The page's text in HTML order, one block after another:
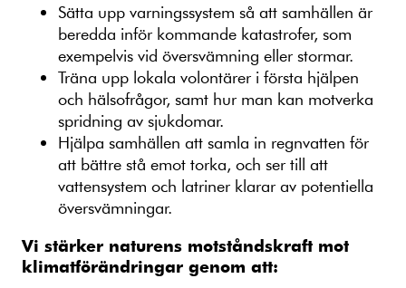
Sätta upp varningssystem så att samhällen är
beredda inför kommande katastrofer, som
exempelvis vid översvämning eller stormar.
Träna upp lokala volontärer i första hjälpen
och hälsofrågor, samt hur man kan motverka
spridning av sjukdomar.
Hjälpa samhällen att samla in regnvatten för
att bättre stå emot torka, och ser till att
vattensystem och latriner klarar av potentiella
översvämningar.
Vi stärker naturens motståndskraft mot
klimatförändringar genom att: